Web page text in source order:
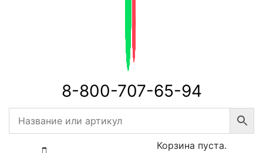
8-800-707-65-94
Корзина пуста.